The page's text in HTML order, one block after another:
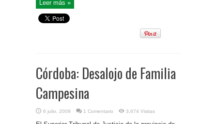
Leer más »
Córdoba: Desalojo de Familia
Campesina
6 julio, 2009 1 Comentario 3,674 Visitas